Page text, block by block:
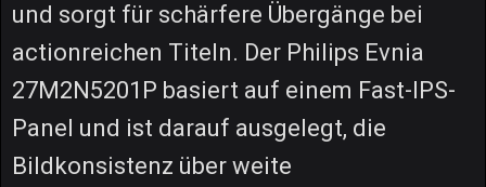
und sorgt für schärfere Übergänge bei
actionreichen Titeln. Der Philips Evnia
27M2N5201P basiert auf einem Fast-IPS-
Panel und ist darauf ausgelegt, die
Bildkonsistenz über weite